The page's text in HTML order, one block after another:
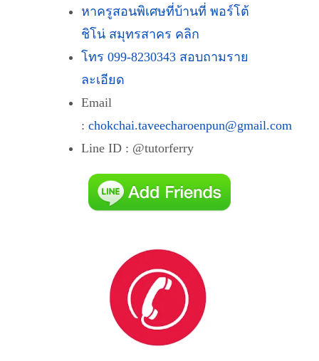
หาครูสอนพิเศษที่บ้านที่ พอร์โต้
ชิโน่ สมุทรสาคร คลิก
โทร 099-8230343 สอบถามราย
ละเอียด
Email
: chokchai.taveecharoenpun@gmail.com
Line ID : @tutorferry